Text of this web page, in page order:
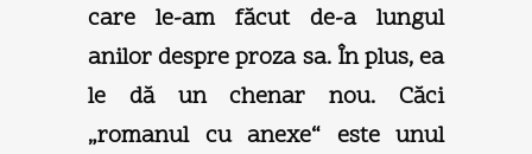
care le-am făcut de-a lungul
anilor despre proza sa. În plus, ea
le dă un chenar nou. Căci
„romanul cu anexe“ este unul